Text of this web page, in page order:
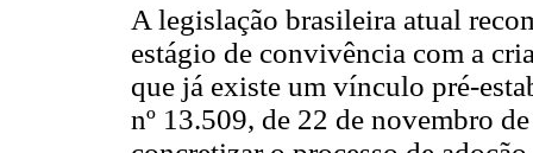
A legislação brasileira atual
estágio de convivência com a
que já existe um vínculo pré-
nº 13.509, de 22 de novembro